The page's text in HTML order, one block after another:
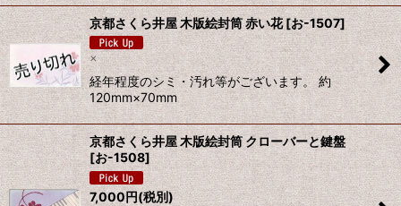
京都さくら井屋 木版絵封筒 赤い花 [お-1507]
×
経年程度のシミ・汚れ等がございます。 約
120mm×70mm
京都さくら井屋 木版絵封筒 クローバーと鍵盤
[お-1508]
7,000円(税別)